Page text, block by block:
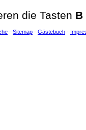
die Tasten B
- Sitemap - Gästebuch -